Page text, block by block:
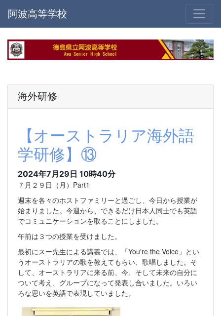
阿波高等学校
海外研修
【オーストラリア海外語
学研修】⑬
2024年7月29日 10時40分
７月２９日（月）Part1
週末を各々のホストファミリーと過ごし、今日から授業が
始まりました。今週から、できるだけ日本人同士でも英語
でコミュニケーションを取ることにしました。
午前は３つの授業を受けました。
最初にスー先生による講義では、「You're the Voice」とい
うオーストラリアの歌を教えてもらい、歌唱しました。そ
して、オーストラリアに来る前、今、そして未来の自分に
ついて考え、グループになって発表し合いました。いろい
ろな思いを英語で表現していました。